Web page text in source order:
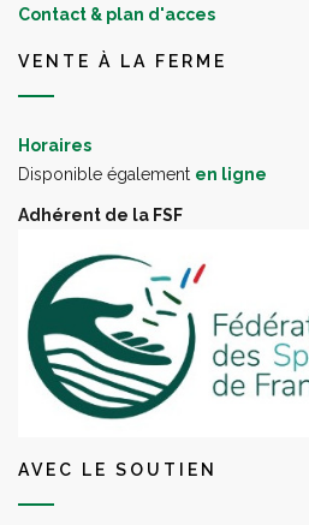
Contact & plan d'acces
VENTE À LA FERME
Horaires
Disponible également en ligne
Adhérent de la FSF
AVEC LE SOUTIEN